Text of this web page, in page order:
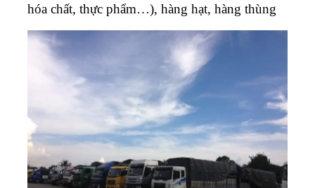
hóa chất, thực phẩm…), hàng hạt, hàng thùng